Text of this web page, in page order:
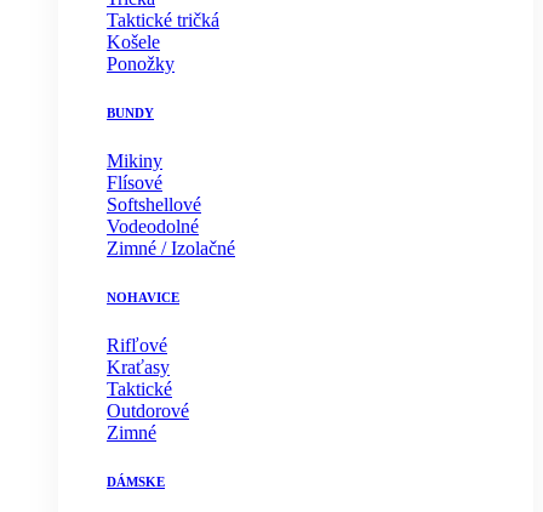
Taktické tričká
Košele
Ponožky
BUNDY
Mikiny
Flísové
Softshellové
Vodeodolné
Zimné / Izolačné
NOHAVICE
Rifľové
Kraťasy
Taktické
Outdorové
Zimné
DÁMSKE